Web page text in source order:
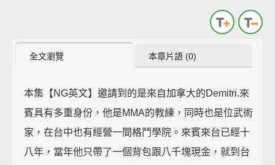
全文瀏覽 本章片語 (0)
本集【NG英文】邀請到的是來自加拿大的Demitri.來
賓具有多重身份，他是MMA的教練，同時也是位武術
家，在台中也有經營一間格鬥學院。來賓來台已經十
八年，當年他只帶了一個背包跟八千塊現金，就到台